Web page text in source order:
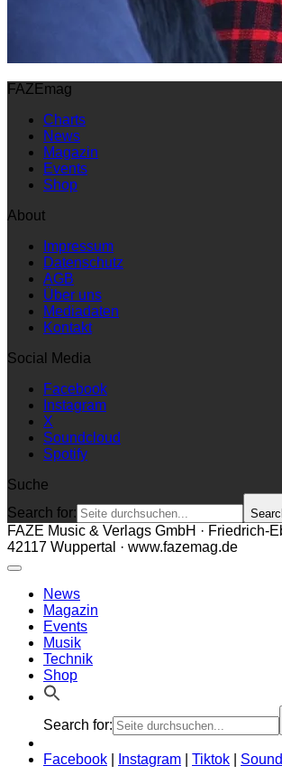
FAZEmag
Charts
News
Magazin
Events
Shop
About
Impressum
Datenschutz
AGB
Über uns
Mediadaten
Kontakt
Social Media
Facebook
Instagram
X
Soundcloud
Spotify
Suche
Search for:
FAZE Music & Verlags GmbH · Friedrich-
42117 Wuppertal · www.fazemag.de
News
Magazin
Events
Musik
Technik
Shop
Search for:
Facebook Instagram Tiktok